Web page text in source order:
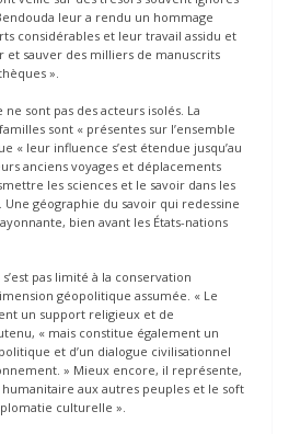
leur a rendu un hommage
considérables et leur travail assidu et
et sauver des milliers de manuscrits
».
sont pas des acteurs isolés. La
sont « présentes sur l’ensemble
« leur influence s’est étendue jusqu’au
anciens voyages et déplacements
les sciences et le savoir dans les
Une géographie du savoir qui redessine
bien avant les États-nations
pas limité à la conservation
géopolitique assumée. « Le
un support religieux et de
« mais constitue également un
et d’un dialogue civilisationnel
» Mieux encore, il représente,
aux autres peuples et le soft
culturelle ».